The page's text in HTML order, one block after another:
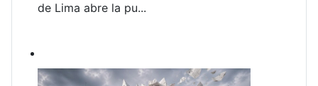
de Lima abre la pu...